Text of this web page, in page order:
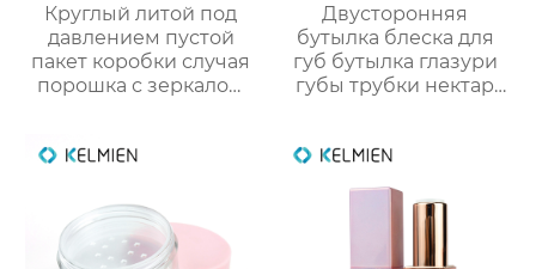
Круглый литой под
давлением пустой
пакет коробки случая
порошка с зеркалом
Двусторонняя
бутылка блеска для
губ бутылка глазури
губы трубки нектар
косметической
упаковки фабрики
OEM